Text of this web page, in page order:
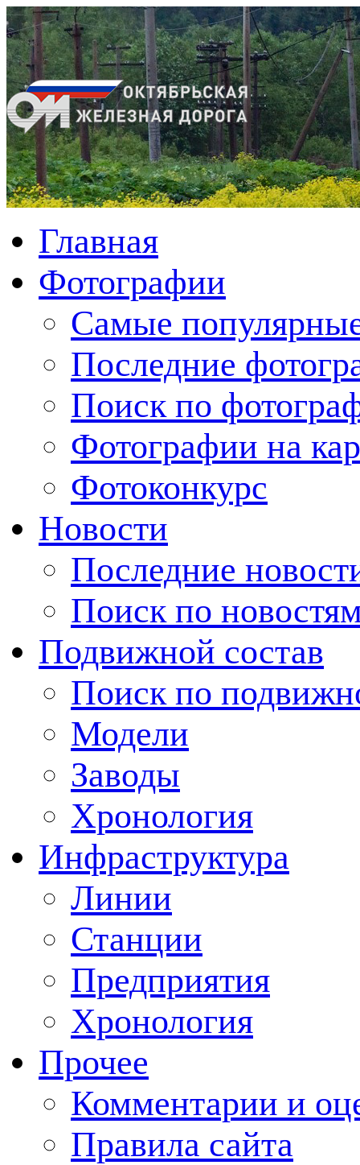
Главная
Фотографии
Cамые
Последние
Поиск по
Фотографии на
Фотоконкурс
Новости
Последние
Поиск по
Подвижной состав
Поиск по
Модели
Заводы
Хронология
Инфраструктура
Линии
Станции
Предприятия
Хронология
Прочее
Комментарии и
Правила сайта